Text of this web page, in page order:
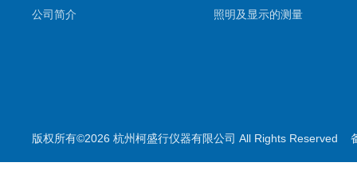
公司简介 照明及显示的测量
版权所有©2026 杭州柯盛行仪器有限公司 All Rights Reserved